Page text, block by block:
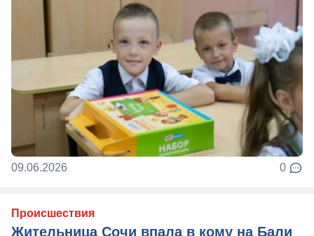
09.06.2026 0
Происшествия
Жительница Сочи впала в кому на Бали